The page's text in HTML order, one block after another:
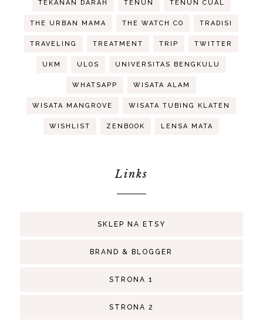
TEKANAN DARAH TENUN TENUN CUAL
THE URBAN MAMA THE WATCH CO TRADISI
TRAVELING TREATMENT TRIP TWITTER
UKM ULOS UNIVERSITAS BENGKULU
WHATSAPP WISATA ALAM
WISATA MANGROVE WISATA TUBING KLATEN
WISHLIST ZENBOOK LENSA MATA
Links
SKLEP NA ETSY
BRAND & BLOGGER
STRONA 1
STRONA 2